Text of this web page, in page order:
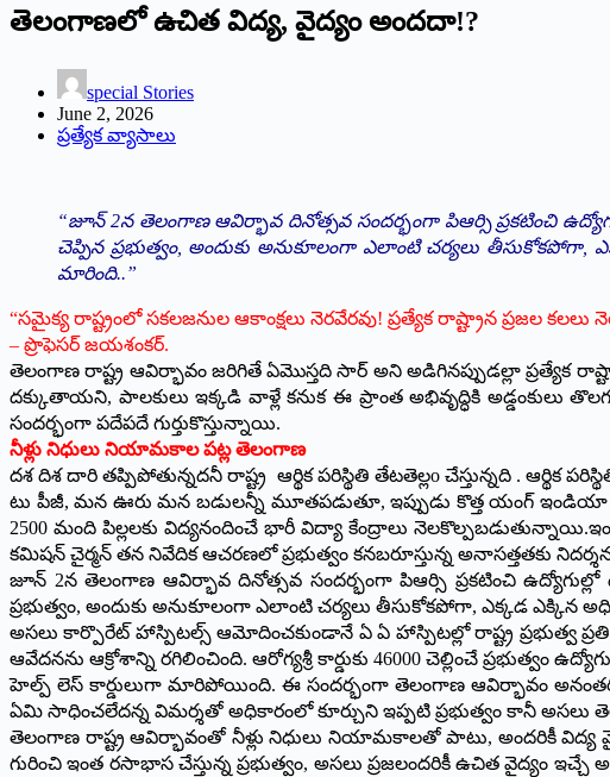
తెలంగాణలో ఉచిత విద్య, వైద్యం అందదా!?
special Stories
June 2, 2026
ప్రత్యేక వ్యాసాలు
“జూన్ 2న తెలంగాణ ఆవిర్భావ దినోత్సవ సందర్భంగా పిఆర్సి ప్రకటించి
చెప్పిన ప్రభుత్వం, అందుకు అనుకూలంగా ఎలాంటి చర్యలు
మారింది..”
“సమైక్య రాష్ట్రంలో సకలజనుల ఆకాంక్షలు నెరవేరవు! ప్రత్యేక రాష్ట్రాన ప్రజల
– ప్రొఫెసర్ జయశంకర్.
తెలంగాణ రాష్ట్ర ఆవిర్భావం జరిగితే ఏమొస్తది సార్ అని అడిగినప్పుడల్లా ప్రత్యేక
దక్కుతాయని, పాలకులు ఇక్కడి వాళ్లే కనుక ఈ ప్రాంత అభివృద్ధికి
సందర్భంగా పదేపదే గుర్తుకొస్తున్నాయి.
నీళ్లు నిధులు నియామకాల పట్ల తెలంగాణ
దశ దిశ దారి తప్పిపోతున్నదనీ రాష్ట్ర ఆర్థిక పరిస్థితి తేటతెల్లo చేస్తున్నది . ఆర్థిక
టు పీజీ, మన ఊరు మన బడులన్నీ మూతపడుతూ, ఇప్పుడు కొత్త యంగ్ ఇండియా
2500 మంది పిల్లలకు విద్యనందించే భారీ విద్యా కేంద్రాలు
కమిషన్ చైర్మన్ తన నివేదిక ఆచరణలో ప్రభుత్వం కనబరూస్తున్న అనాసత్తతకు
జూన్ 2న తెలంగాణ ఆవిర్భావ దినోత్సవ సందర్భంగా పిఆర్సి ప్రకటించి ఉద్యోగుల్లో
ప్రభుత్వం, అందుకు అనుకూలంగా ఎలాంటి చర్యలు తీసుకోకపోగా, ఎక్కడ
అసలు కార్పొరేట్ హాస్పిటల్స్ ఆమోదించకుండానే ఏ ఏ హాస్పిటల్లో రాష్ట్ర ప్రభుత్వ
ఆవేదనను ఆక్రోశాన్ని రగిలించింది. ఆరోగ్యశ్రీ కార్డుకు 46000 చెల్లించే ప్రభుత్వం
హెల్ప్ లెస్ కార్డులుగా మారిపోయింది. ఈ సందర్భంగా తెలంగాణ ఆవిర్భావం
ఏమి సాధించలేదన్న విమర్శతో అధికారంలో కూర్చుని ఇప్పటి ప్రభుత్వం కానీ
తెలంగాణ రాష్ట్ర ఆవిర్భావంతో నీళ్లు నిధులు నియామకాలతో పాటు, అందరికీ విద్య
గురించి ఇంత రసాభాస చేస్తున్న ప్రభుత్వం, అసలు ప్రజలందరికీ ఉచిత వైద్యం